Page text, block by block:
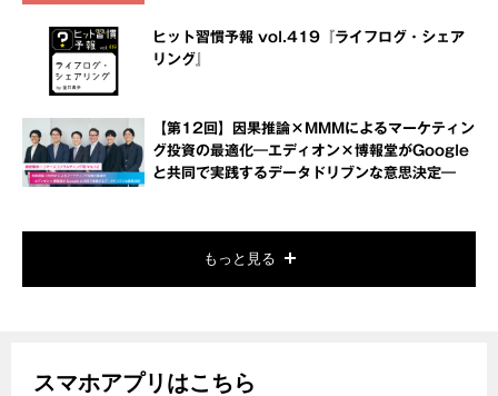
ヒット習慣予報 vol.419『ライフログ・シェア
リング』
【第12回】因果推論×MMMによるマーケティン
グ投資の最適化―エディオン×博報堂がGoogle
と共同で実践するデータドリブンな意思決定―
もっと見る
スマホアプリはこちら